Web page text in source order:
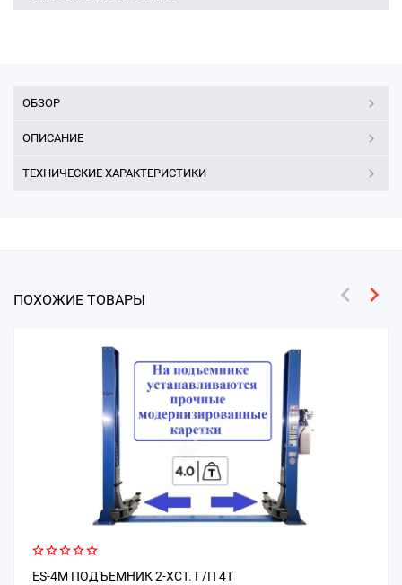
ОБЗОР
ОПИСАНИЕ
ТЕХНИЧЕСКИЕ ХАРАКТЕРИСТИКИ
ПОХОЖИЕ ТОВАРЫ
ES-4M ПОДЪЕМНИК 2-ХСТ. Г/П 4Т